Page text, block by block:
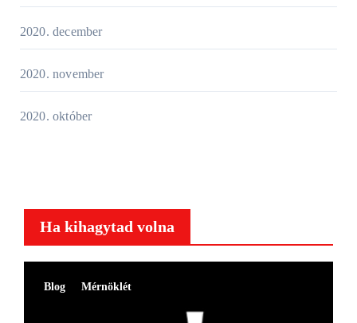
2020. december
2020. november
2020. október
Ha kihagytad volna
Blog Mérnöklét